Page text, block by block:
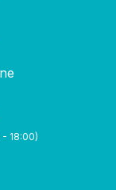
18:00)